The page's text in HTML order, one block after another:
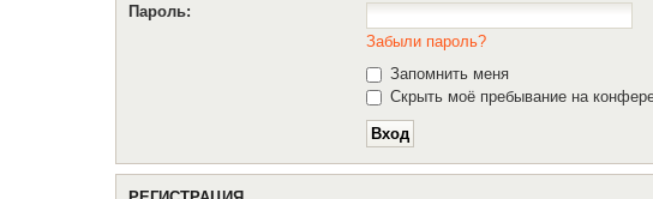
Пароль:
Забыли пароль?
Запомнить меня
Скрыть моё пребывание на